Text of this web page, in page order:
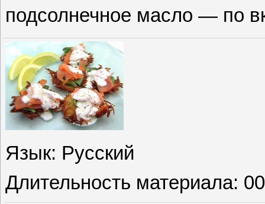
подсолнечное масло — по
Язык: Русский
Длительность материала: